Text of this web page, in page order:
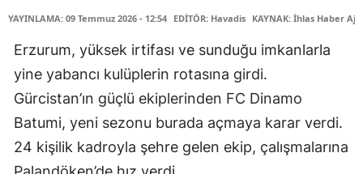
YAYINLAMA: 09 Temmuz 2026 - 12:54 EDİTÖR: Havadis KAYNAK: İhlas Haber
Erzurum, yüksek irtifası ve sunduğu imkanlarla
yine yabancı kulüplerin rotasına girdi.
Gürcistan’ın güçlü ekiplerinden FC Dinamo
Batumi, yeni sezonu burada açmaya karar verdi.
24 kişilik kadroyla şehre gelen ekip, çalışmalarına